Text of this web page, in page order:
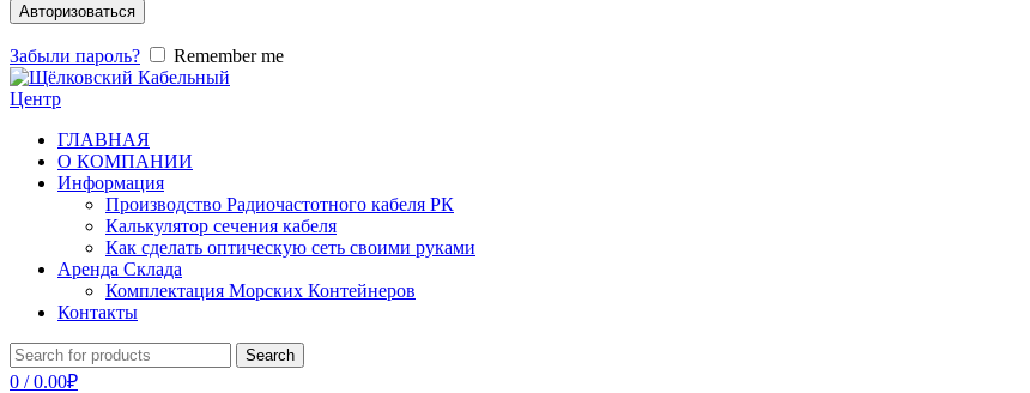
Авторизоваться
Забыли пароль? Remember me
ГЛАВНАЯ
О КОМПАНИИ
Информация
Производство Радиочастотного кабеля РК
Калькулятор сечения кабеля
Как сделать оптическую сеть своими руками
Аренда Склада
Комплектация Морских Контейнеров
Контакты
Search
0 / 0.00₽